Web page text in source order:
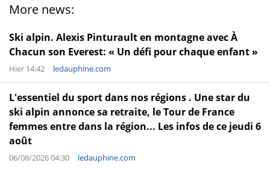
More news:
Ski alpin. Alexis Pinturault en montagne avec À
Chacun son Everest: « Un défi pour chaque enfant »
Hier 14:42 ledauphine.com
L'essentiel du sport dans nos régions . Une star du
ski alpin annonce sa retraite, le Tour de France
femmes entre dans la région... Les infos de ce jeudi 6
août
06/08/2026 04:30 ledauphine.com